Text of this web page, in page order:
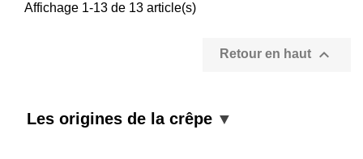
Affichage 1-13 de 13 article(s)
Retour en haut 
Les origines de la crêpe